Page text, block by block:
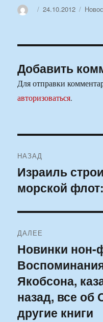
АвторОпубликовано
24.10.2012
Добавить
Для отправки
авторизоваться.
по
записям
НАЗАД
Предыдущая
запись:
Израиль
морской
ДАЛЕЕ
Следующая
запись:
Новинки нон-
Якобсона,
назад, все об
другие книги